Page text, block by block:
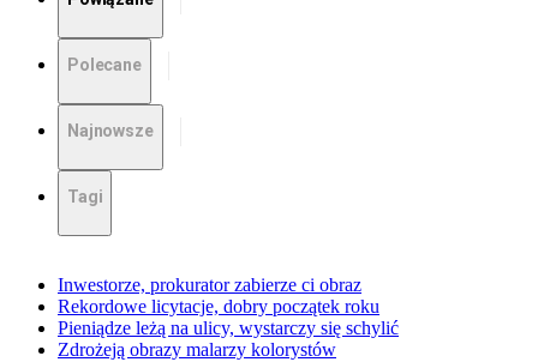
Polecane
Najnowsze
Tagi
Inwestorze, prokurator zabierze ci obraz
Rekordowe licytacje, dobry początek roku
Pieniądze leżą na ulicy, wystarczy się schylić
Zdrożeją obrazy malarzy kolorystów